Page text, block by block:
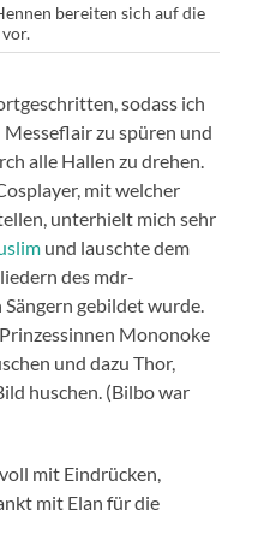
bereiten sich auf die
vor.
sodass ich
zu spüren und
alle Hallen zu drehen.
mit welcher
unterhielt mich sehr
und lauschte dem
des mdr-
gebildet wurde.
Mononoke
und dazu Thor,
huschen. (Bilbo war
mit Eindrücken,
mit Elan für die